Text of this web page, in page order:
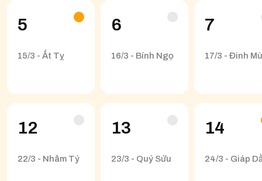
5
15/3 - Ất Tỵ
6
16/3 - Bính Ngọ
7
17/3 - Đinh
12
22/3 - Nhâm Tý
13
23/3 - Quý Sửu
14
24/3 - Giáp